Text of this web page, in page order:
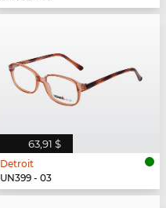
63,91 $
Detroit
UN399 - 03